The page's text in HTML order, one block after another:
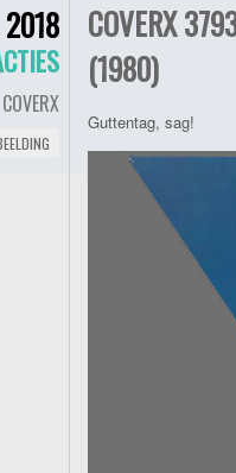
COVERX
COVERX
(1980)
Guttentag, sag!